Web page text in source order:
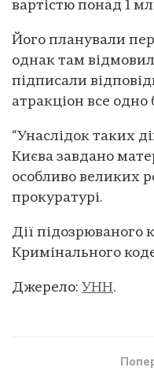
вартістю понад 1
Його планували
однак там
підписали
атракціон все одно
“Унаслідок таких
Києва завдано
особливо великих
прокуратурі.
Дії підозрюваного
Кримінального
Джерело: УНН.